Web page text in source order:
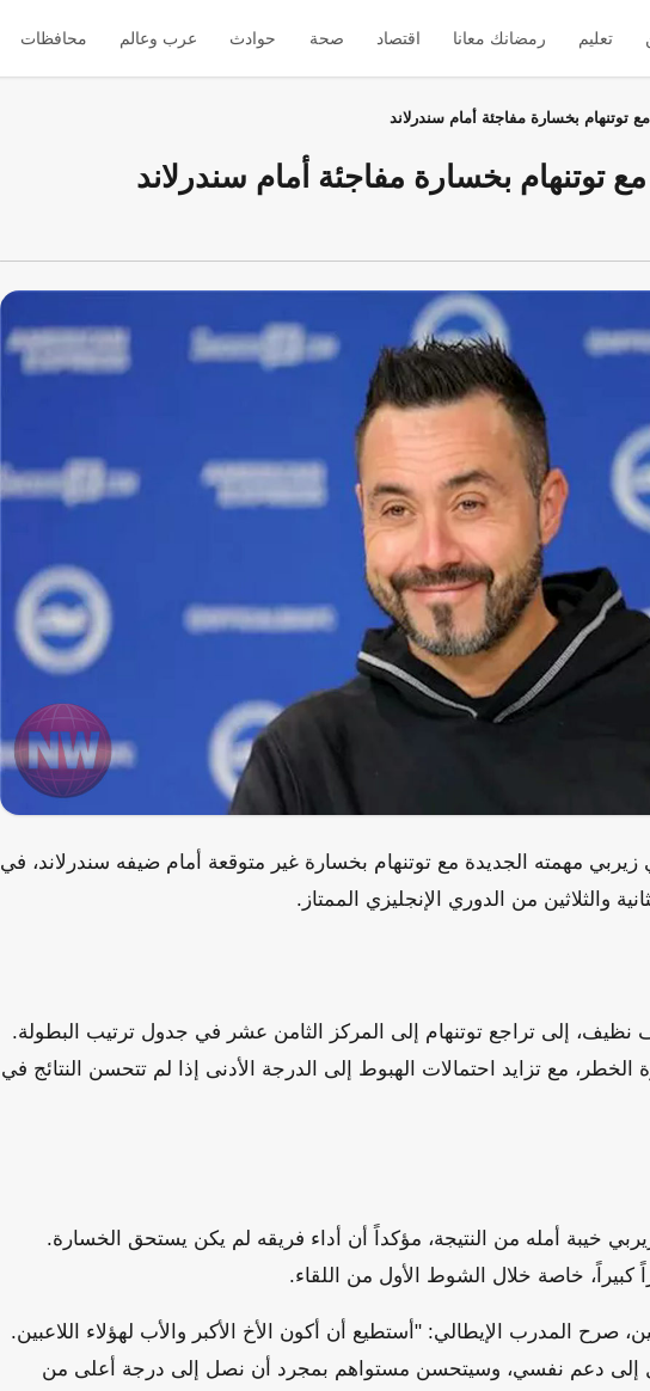
تعليم رمضانك معانا اقتصاد صحة حوادث عرب وعالم محافظات
توتنهام بخسارة مفاجئة أمام سندرلاند
توتنهام بخسارة مفاجئة أمام سندرلاند
زيربي مهمته الجديدة مع توتنهام بخسارة غير متوقعة أمام ضيفه سندرلاند، في
والثلاثين من الدوري الإنجليزي الممتاز.
نظيف، إلى تراجع توتنهام إلى المركز الثامن عشر في جدول ترتيب البطولة.
مع تزايد احتمالات الهبوط إلى الدرجة الأدنى إذا لم تتحسن النتائج في
خيبة أمله من النتيجة، مؤكداً أن أداء فريقه لم يكن يستحق الخسارة.
كبيراً، خاصة خلال الشوط الأول من اللقاء.
صرح المدرب الإيطالي: "أستطيع أن أكون الأخ الأكبر والأب لهؤلاء اللاعبين.
إلى دعم نفسي، وسيتحسن مستواهم بمجرد أن نصل إلى درجة أعلى من